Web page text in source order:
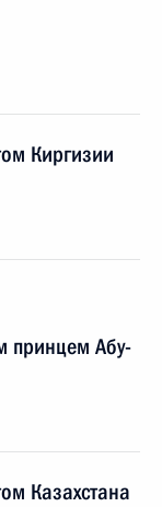
Киргизии
принцем Абу-
Казахстана